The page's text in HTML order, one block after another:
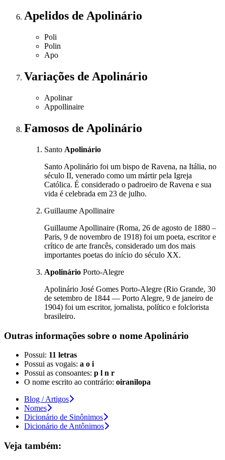
Apelidos de Apolinário
Poli
Polin
Apo
Variações de Apolinário
Apolinar
Appollinaire
Famosos de Apolinário
Santo Apolinário
Santo Apolinário foi um bispo de Ravena, na Itália, no
século II, venerado como um mártir pela Igreja
Católica. É considerado o padroeiro de Ravena e sua
vida é celebrada em 23 de julho.
Guillaume Apollinaire
Guillaume Apollinaire (Roma, 26 de agosto de 1880 –
Paris, 9 de novembro de 1918) foi um poeta, escritor e
crítico de arte francês, considerado um dos mais
importantes poetas do início do século XX.
Apolinário Porto-Alegre
Apolinário José Gomes Porto-Alegre (Rio Grande, 30
de setembro de 1844 — Porto Alegre, 9 de janeiro de
1904) foi um escritor, jornalista, político e folclorista
brasileiro.
Outras informações sobre o nome Apolinário
Possui: 11 letras
Possui as vogais: a o i
Possui as consoantes: p l n r
O nome escrito ao contrário: oiranilopa
Blog / Artigos
Nomes
Dicionário de Sinônimos
Dicionário de Antônimos
Veja também: